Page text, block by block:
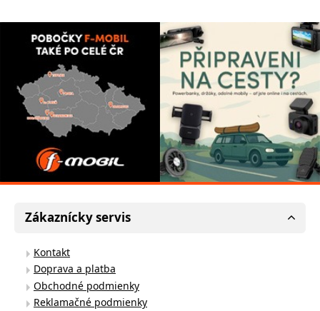
Zákaznícky servis
Kontakt
Doprava a platba
Obchodné podmienky
Reklamačné podmienky